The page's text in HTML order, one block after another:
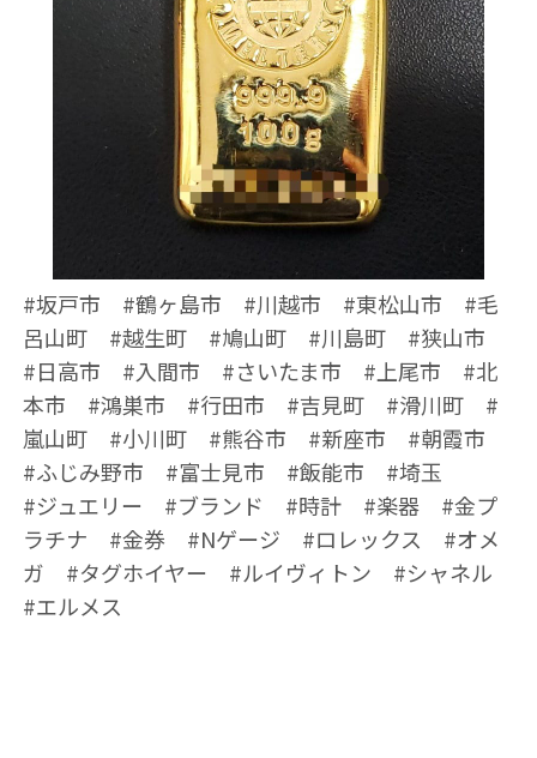
#坂戸市 #鶴ヶ島市 #川越市 #東松山市 #毛
呂山町 #越生町 #鳩山町 #川島町 #狭山市
#日高市 #入間市 #さいたま市 #上尾市 #北
本市 #鴻巣市 #行田市 #吉見町 #滑川町 #
嵐山町 #小川町 #熊谷市 #新座市 #朝霞市
#ふじみ野市 #富士見市 #飯能市 #埼玉
#ジュエリー #ブランド #時計 #楽器 #金プ
ラチナ #金券 #Nゲージ #ロレックス #オメ
ガ #タグホイヤー #ルイヴィトン #シャネル
#エルメス